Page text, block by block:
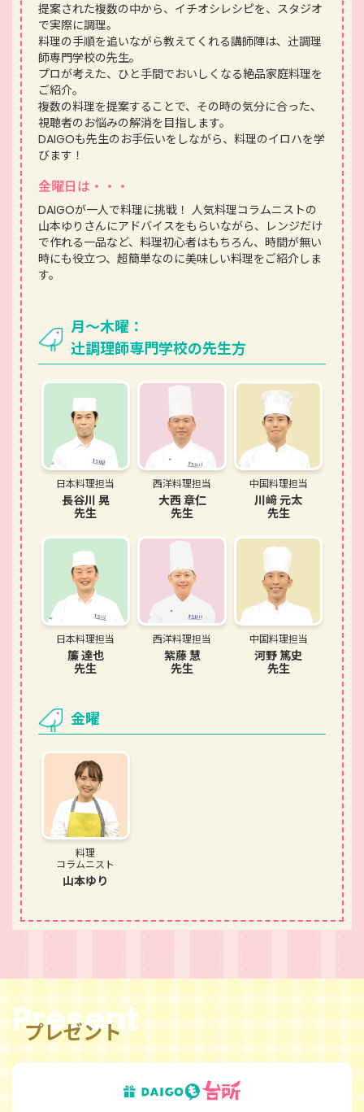
提案された複数の中から、イチオシレシピを、スタジオ
で実際に調理。
料理の手順を追いながら教えてくれる講師陣は、辻󠄀調理
師専門学校の先生。
プロが考えた、ひと手間でおいしくなる絶品家庭料理を
ご紹介。
複数の料理を提案することで、その時の気分に合った、
視聴者のお悩みの解消を目指します。
DAIGOも先生のお手伝いをしながら、料理のイロハを学
びます！
金曜日は・・・
DAIGOが一人で料理に挑戦！ 人気料理コラムニストの
山本ゆりさんにアドバイスをもらいながら、レンジだけ
で作れる一品など、料理初心者はもちろん、時間が無い
時にも役立つ、超簡単なのに美味しい料理をご紹介しま
す。
月～木曜：
辻󠄀調理師専門学校の先生方
日本料理担当
長谷川 晃
先生
西洋料理担当
大西 章仁
先生
中国料理担当
川﨑 元太
先生
日本料理担当
簾 達也
先生
西洋料理担当
紫藤 慧
先生
中国料理担当
河野 篤史
先生
金曜
料理
コラムニスト
山本ゆり
プレゼント
Present